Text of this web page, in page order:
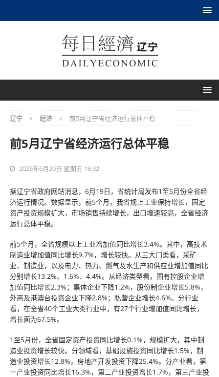
辽宁 经济 前5月辽宁省经济运行总体平稳
前5月辽宁省经济运行总体平稳
2025年6月20日 星期五 16:32
据辽宁省政府网站消息，6月19日，省统计局发布1至5月份全省经
济运行情况。数据显示，前5个月，我省规上工业保持增长，固定
资产投资规模扩大，市场销售持续增长，出口增速较高，全省经济
运行总体平稳。
前5个月，全省规模以上工业增加值同比增长3.4%。其中，高技术
制造业增加值同比增长9.7%，增长较快。从三大门类看，采矿
业、制造业，以及电力、热力、燃气及水生产和供应业增加值同比
分别增长13.2%、1.6%、4.4%。从经济类型看，国有控股企业增
加值同比增长2.3%；集体企业下降1.2%，股份制企业增长5.8%，
外商及港澳台投资企业下降2.8%；私营企业增长4.6%。分行业
看，在全省40个工业大类行业中，有27个行业增加值同比增长，
增长面为67.5%。
1至5月份，全省固定资产投资同比增长0.1%，规模扩大，其中制
造业投资增长较快。分领域看，基础设施投资同比增长1.5%，制
造业投资增长12.8%，房地产开发投资下降25.4%。分产业看，第
一产业投资同比增长16.3%，第二产业投资增长1.7%，第三产业投